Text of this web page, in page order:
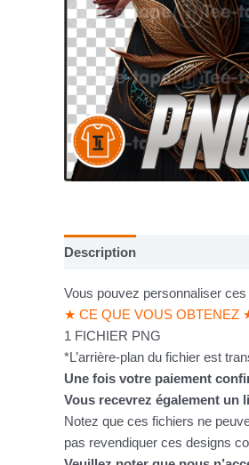
Description
Vous pouvez personnaliser
★ CE QUE VOUS OBTENEZ
1 FICHIER PNG
*L’arrière-plan du fichier est
Une fois votre paiement
Vous recevrez également un
Notez que ces fichiers ne
pas revendiquer ces designs